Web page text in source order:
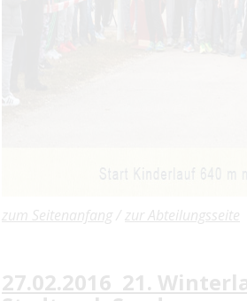
zum Seitenanfang /zur Abteilungsseite
27.02.2016 21.